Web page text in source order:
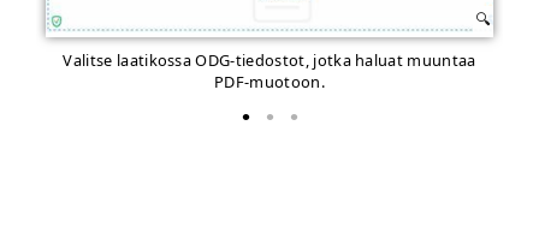
Valitse laatikossa ODG-tiedostot, jotka haluat muuntaa
PDF-muotoon.